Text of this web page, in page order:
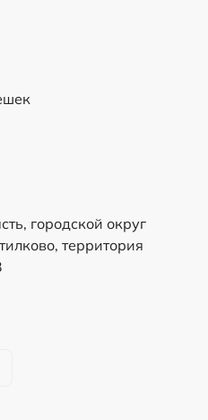
городской округ
территория